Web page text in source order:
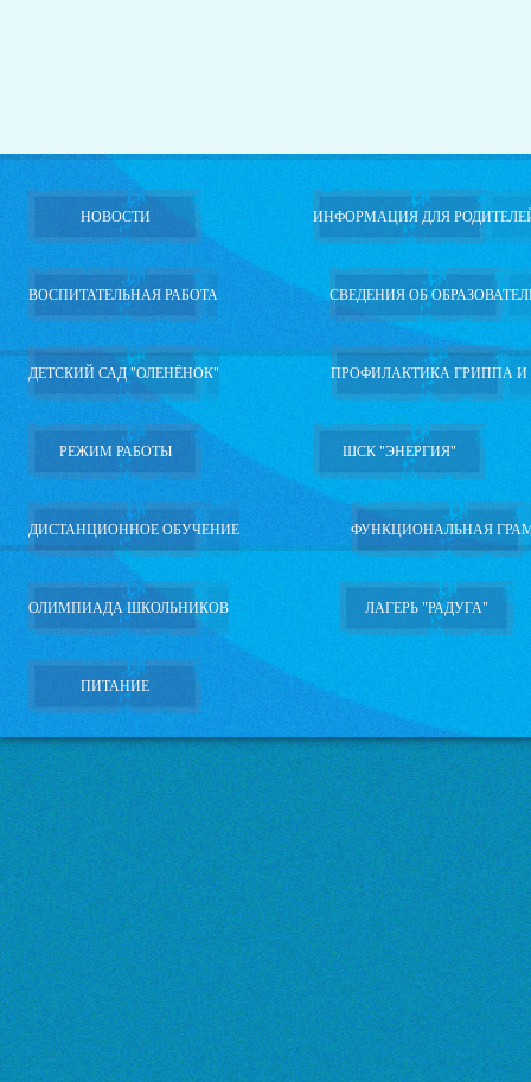
НОВОСТИ ИНФОРМАЦИЯ ДЛЯ
ВОСПИТАТЕЛЬНАЯ РАБОТА СВЕДЕНИЯ ОБ
ДЕТСКИЙ САД "ОЛЕНЁНОК" ПРОФИЛАКТИКА ГРИППА И
РЕЖИМ РАБОТЫ ШСК "ЭНЕРГИЯ"
ДИСТАНЦИОННОЕ ОБУЧЕНИЕ ФУНКЦИОНАЛЬНАЯ
ОЛИМПИАДА ШКОЛЬНИКОВ ЛАГЕРЬ "РАДУГА"
ПИТАНИЕ